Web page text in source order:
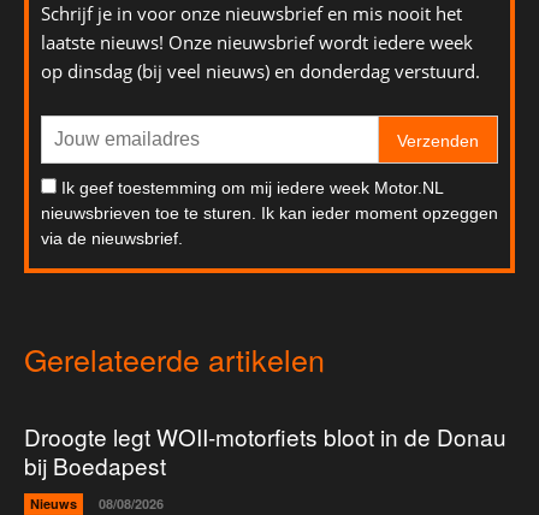
Schrijf je in voor onze nieuwsbrief en mis nooit het
laatste nieuws! Onze nieuwsbrief wordt iedere week
op dinsdag (bij veel nieuws) en donderdag verstuurd.
Verzenden
Ik geef toestemming om mij iedere week Motor.NL
nieuwsbrieven toe te sturen. Ik kan ieder moment opzeggen
via de nieuwsbrief.
Gerelateerde artikelen
Droogte legt WOII-motorfiets bloot in de Donau
bij Boedapest
Nieuws 08/08/2026